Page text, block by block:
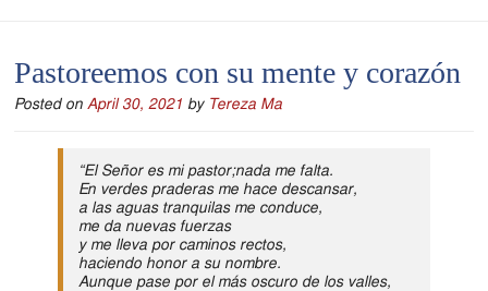
Serving
Catholics
of
the
Diocese
of
Pastoreemos con su mente y corazón
Posted on April 30, 2021 by Tereza Ma
“El Señor es mi pastor;nada me falta.
En verdes praderas me hace descansar,
a las aguas tranquilas me conduce,
me da nuevas fuerzas
y me lleva por caminos rectos,
haciendo honor a su nombre.
Aunque pase por el más oscuro de los valles,